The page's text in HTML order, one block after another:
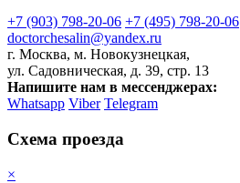
+7 (903) 798-20-06 +7 (495) 798-20-06
doctorchesalin@yandex.ru
г. Москва, м. Новокузнецкая,
ул. Садовническая, д. 39, стр. 13
Напишите нам в мессенджерах:
Whatsapp Viber Telegram
Схема проезда
×